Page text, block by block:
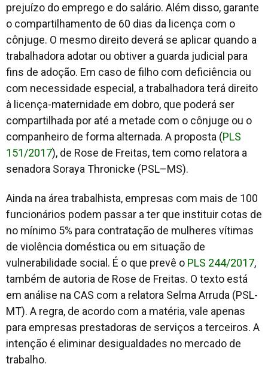
prejuízo do emprego e do salário. Além disso, garante
o compartilhamento de 60 dias da licença com o
cônjuge. O mesmo direito deverá se aplicar quando a
trabalhadora adotar ou obtiver a guarda judicial para
fins de adoção. Em caso de filho com deficiência ou
com necessidade especial, a trabalhadora terá direito
à licença-maternidade em dobro, que poderá ser
compartilhada por até a metade com o cônjuge ou o
companheiro de forma alternada. A proposta (PLS
151/2017), de Rose de Freitas, tem como relatora a
senadora Soraya Thronicke (PSL–MS).
Ainda na área trabalhista, empresas com mais de 100
funcionários podem passar a ter que instituir cotas de
no mínimo 5% para contratação de mulheres vítimas
de violência doméstica ou em situação de
vulnerabilidade social. É o que prevê o PLS 244/2017,
também de autoria de Rose de Freitas. O texto está
em análise na CAS com a relatora Selma Arruda (PSL-
MT). A regra, de acordo com a matéria, vale apenas
para empresas prestadoras de serviços a terceiros. A
intenção é eliminar desigualdades no mercado de
trabalho.